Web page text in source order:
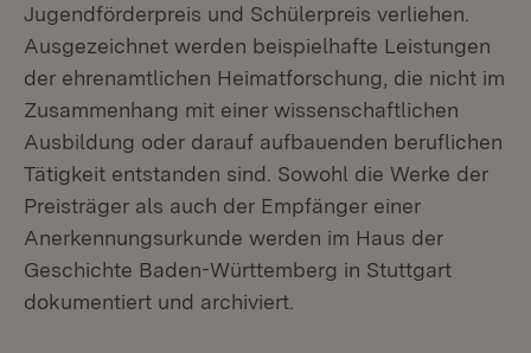
Jugendförderpreis und Schülerpreis verliehen.
Ausgezeichnet werden beispielhafte Leistungen
der ehrenamtlichen Heimatforschung, die nicht im
Zusammenhang mit einer wissenschaftlichen
Ausbildung oder darauf aufbauenden beruflichen
Tätigkeit entstanden sind. Sowohl die Werke der
Preisträger als auch der Empfänger einer
Anerkennungsurkunde werden im Haus der
Geschichte Baden-Württemberg in Stuttgart
dokumentiert und archiviert.